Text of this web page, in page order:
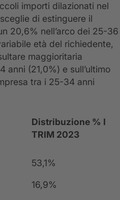
importi dilazionati nel
di estinguere il
20,6% nell’arco dei 25-36
età del richiedente,
maggioritaria
(21,0%) e sull’ultimo
tra i 25-34 anni
Distribuzione % I
TRIM 2023
53,1%
16,9%